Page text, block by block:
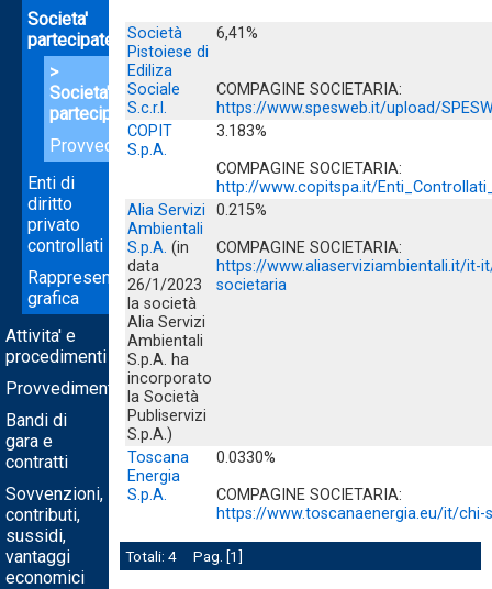
Societa'
partecipate
Societa'
partecipate
Provvedimenti
Enti di
diritto
privato
controllati
Rappresentazione
grafica
Attivita' e
procedimenti
Provvedimenti
Bandi di
gara e
contratti
Sovvenzioni,
contributi,
sussidi,
vantaggi
economici
Società
Pistoiese di
Ediliza
Sociale
S.c.r.l.
6,41%
COMPAGINE SOCIETARIA:
https://www.spesweb.it/upload/
COPIT
S.p.A.
3.183%
COMPAGINE SOCIETARIA:
http://www.copitspa.it/
Alia Servizi
Ambientali
S.p.A. (in
data
26/1/2023
la società
Alia Servizi
Ambientali
S.p.A. ha
incorporato
la Società
Publiservizi
S.p.A.)
0.215%
COMPAGINE SOCIETARIA:
https://www.aliaserviziambientali.it/
societaria
Toscana
Energia
S.p.A.
0.0330%
COMPAGINE SOCIETARIA:
https://www.toscanaenergia.eu/it/
Totali: 4 Pag. 1